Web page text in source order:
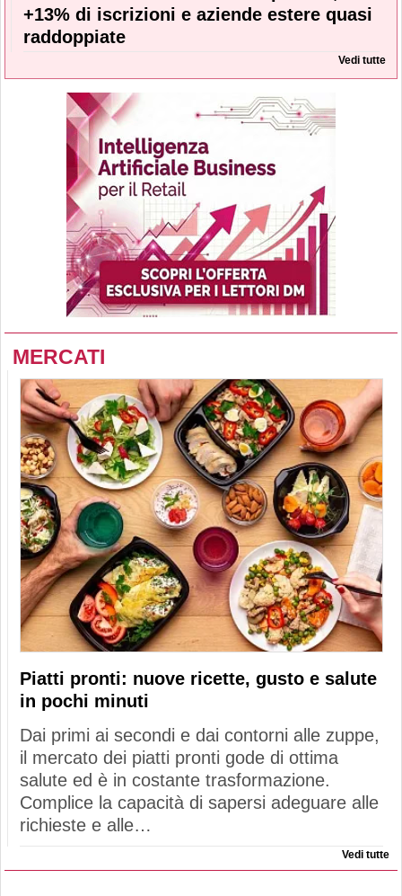
+13% di iscrizioni e aziende estere quasi
raddoppiate
Vedi tutte
MERCATI
Piatti pronti: nuove ricette, gusto e salute
in pochi minuti
Dai primi ai secondi e dai contorni alle zuppe,
il mercato dei piatti pronti gode di ottima
salute ed è in costante trasformazione.
Complice la capacità di sapersi adeguare alle
richieste e alle…
Vedi tutte